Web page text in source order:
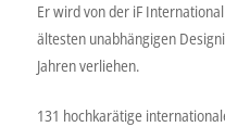
Er wird von der iF
ältesten unabhängigen
Jahren verliehen.
131 hochkarätige